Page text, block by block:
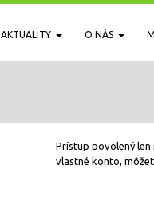
AKTUALITY O NÁS
Prístup povolený len
vlastné konto,